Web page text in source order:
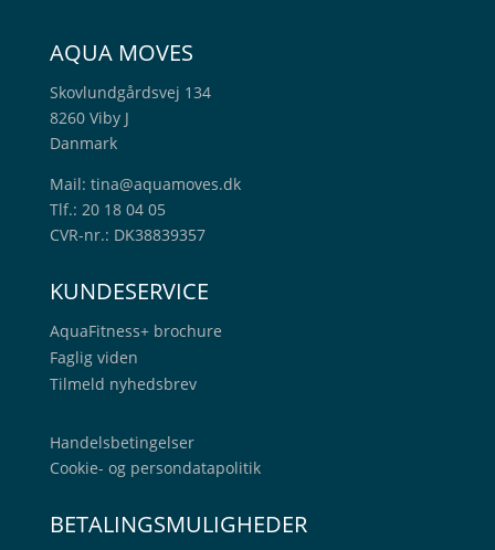
AQUA MOVES
Skovlundgårdsvej 134
8260 Viby J
Danmark
Mail: tina@aquamoves.dk
Tlf.: 20 18 04 05
CVR-nr.: DK38839357
KUNDESERVICE
AquaFitness+ brochure
Faglig viden
Tilmeld nyhedsbrev
Handelsbetingelser
Cookie- og persondatapolitik
BETALINGSMULIGHEDER